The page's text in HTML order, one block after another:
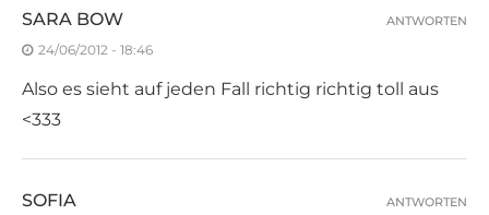
SARA BOW
24/06/2012 - 18:46
Also es sieht auf jeden Fall richtig richtig toll aus
<333
ANTWORTEN
SOFIA ANTWORTEN